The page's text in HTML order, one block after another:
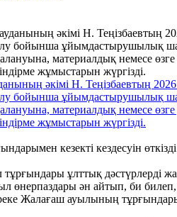
әкімі Н. Теңізбаевтың
бойынша ұйымдастырушылық
материалдық немесе
жұмыстарын жүргізді.